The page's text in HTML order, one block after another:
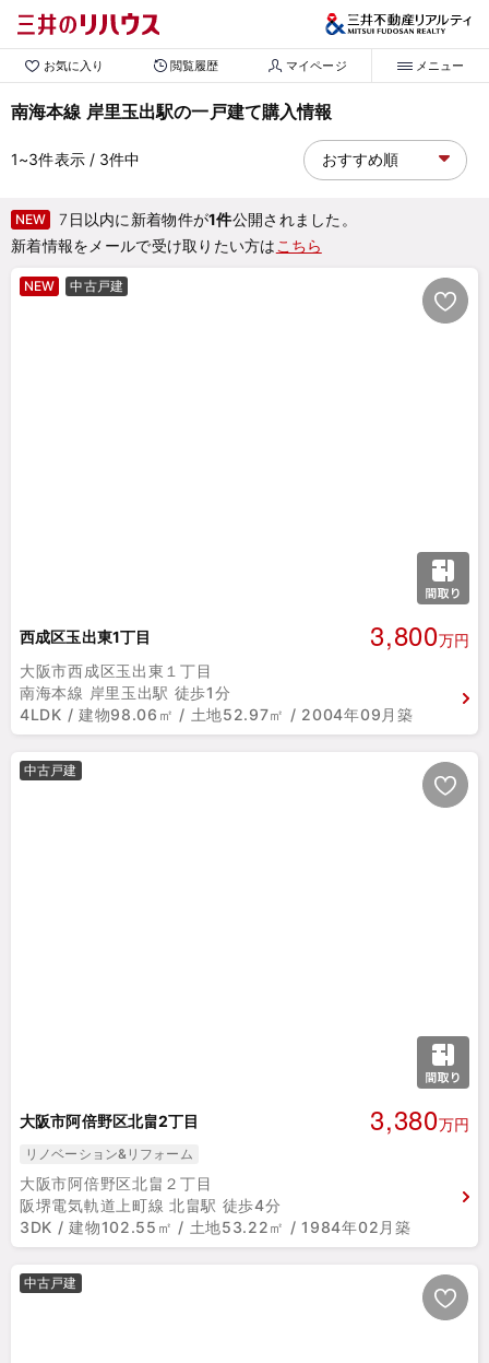
お気に入り 閲覧履歴 マイページ メニュー
南海本線 岸里玉出駅の一戸建て購入情報
1~3件表示/ 3件中
NEW 7日以内に新着物件が1件公開されました。
新着情報をメールで受け取りたい方は こちら
NEW 中古戸建
西成区玉出東1丁目 3,800万円
大阪市西成区玉出東１丁目
南海本線 岸里玉出駅 徒歩1分
4LDK / 建物98.06㎡ / 土地52.97㎡ / 2004年09月築
中古戸建
大阪市阿倍野区北畠2丁目 3,380万円
リノベーション&リフォーム
大阪市阿倍野区北畠２丁目
阪堺電気軌道上町線 北畠駅 徒歩4分
3DK / 建物102.55㎡ / 土地53.22㎡ / 1984年02月築
中古戸建